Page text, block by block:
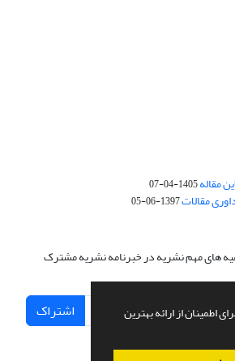
اطمینان از ارائه بهترین
مقاله1405-04-07
مقالات1397-06-05
های مهم نشریه در خبرنامه نشریه مشترک
اشتراک